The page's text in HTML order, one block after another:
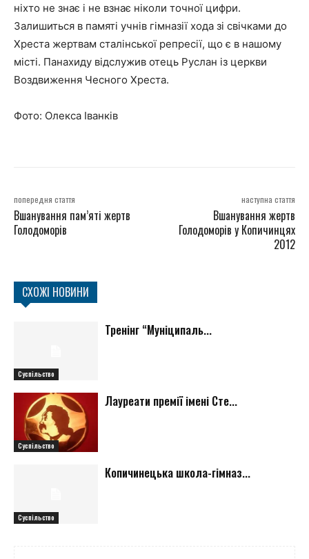
ніхто не знає і не взнає ніколи точної цифри.
Залишиться в памяті учнів гімназії хода зі свічками до
Хреста жертвам сталінської репресії, що є в нашому
місті. Панахиду відслужив отець Руслан із церкви
Воздвиження Чесного Хреста.
Фото: Олекса Іванків
попередня стаття
Вшанування пам’яті жертв
Голодоморів
наступна стаття
Вшанування жертв
Голодоморів у Копичинцях
2012
СХОЖІ НОВИНИ
Суспільство
Тренінг “Муніципаль...
Суспільство
Лауреати премії імені Сте...
Суспільство
Копичинецька школа-гімназ...